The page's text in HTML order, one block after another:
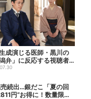
成演じる医師・黒川の
潟弁」に反応する視聴者
グッときた」
売続出…銀だこ「夏の回
円”お得に！数量限定